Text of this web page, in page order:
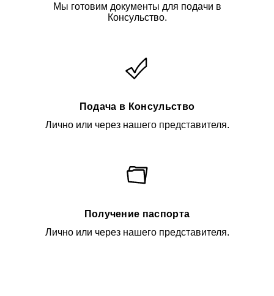
Мы готовим документы для подачи в
Консульство.
Подача в Консульство
Лично или через нашего представителя.
Получение паспорта
Лично или через нашего представителя.